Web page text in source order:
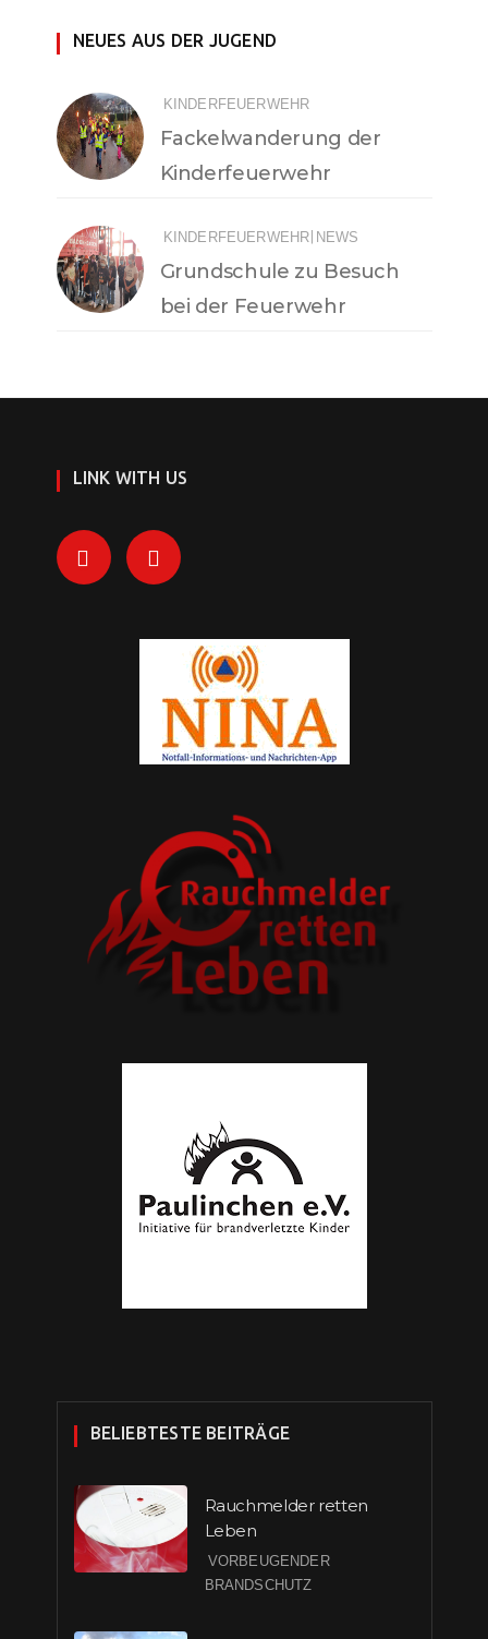
NEUES AUS DER JUGEND
KINDERFEUERWEHR
Fackelwanderung der
Kinderfeuerwehr
KINDERFEUERWEHR NEWS
Grundschule zu Besuch
bei der Feuerwehr
LINK WITH US
BELIEBTESTE BEITRÄGE
Rauchmelder retten
Leben
VORBEUGENDER
BRANDSCHUTZ